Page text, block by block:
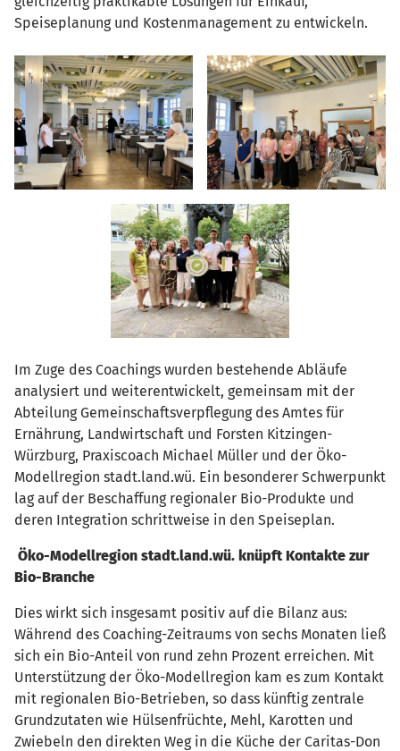
Speiseplanung und Kostenmanagement zu entwickeln.
Im Zuge des Coachings wurden bestehende Abläufe
analysiert und weiterentwickelt, gemeinsam mit der
Abteilung Gemeinschaftsverpflegung des Amtes für
Ernährung, Landwirtschaft und Forsten Kitzingen-
Würzburg, Praxiscoach Michael Müller und der Öko-
Modellregion stadt.land.wü. Ein besonderer Schwerpunkt
lag auf der Beschaffung regionaler Bio-Produkte und
deren Integration schrittweise in den Speiseplan.
Öko-Modellregion stadt.land.wü. knüpft Kontakte zur
Bio-Branche
Dies wirkt sich insgesamt positiv auf die Bilanz aus:
Während des Coaching-Zeitraums von sechs Monaten ließ
sich ein Bio-Anteil von rund zehn Prozent erreichen. Mit
Unterstützung der Öko-Modellregion kam es zum Kontakt
mit regionalen Bio-Betrieben, so dass künftig zentrale
Grundzutaten wie Hülsenfrüchte, Mehl, Karotten und
Zwiebeln den direkten Weg in die Küche der Caritas-Don